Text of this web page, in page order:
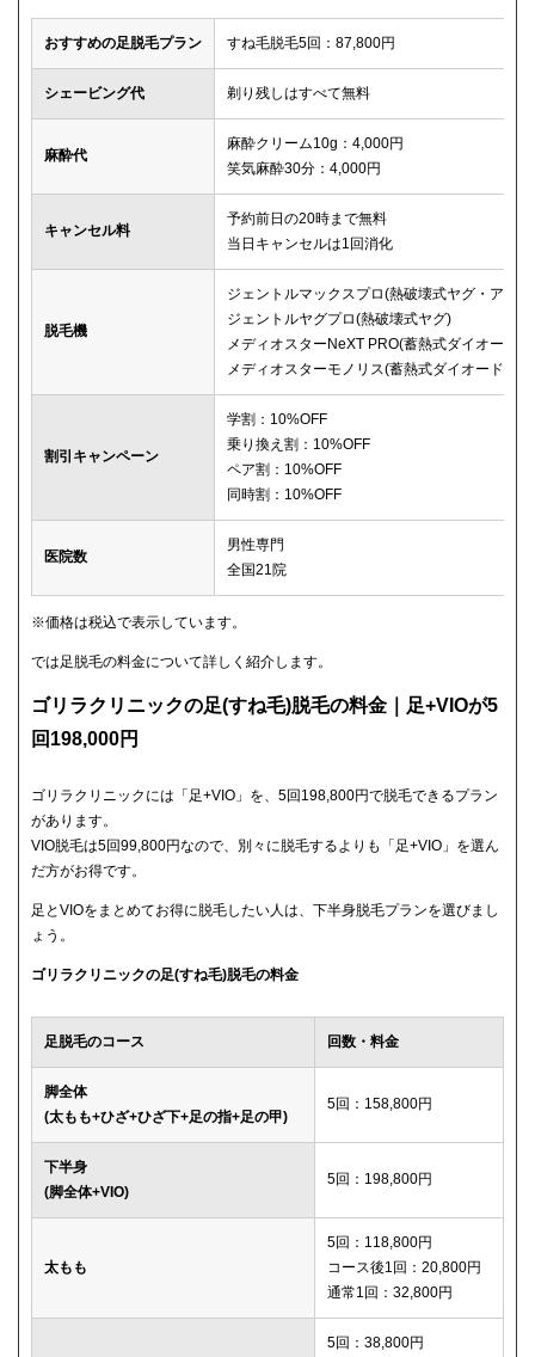
おすすめの足脱毛プラン すね毛脱毛5回：87,800円
シェービング代 剃り残しはすべて無料
麻酔代
麻酔クリーム10g：4,000円
笑気麻酔30分：4,000円
キャンセル料
予約前日の20時まで無料
当日キャンセルは1回消化
脱毛機
ジェントルマックスプロ(熱破壊式ヤグ・アレキ
ジェントルヤグプロ(熱破壊式ヤグ)
メディオスターNeXT PRO(蓄熱式ダイオード)
メディオスターモノリス(蓄熱式ダイオード)
割引キャンペーン
学割：10%OFF
乗り換え割：10%OFF
ペア割：10%OFF
同時割：10%OFF
医院数
男性専門
全国21院
※価格は税込で表示しています。
では足脱毛の料金について詳しく紹介します。
ゴリラクリニックの足(すね毛)脱毛の料金｜足+VIOが5
回198,000円
ゴリラクリニックには「足+VIO」を、5回198,800円で脱毛できるプラン
があります。
VIO脱毛は5回99,800円なので、別々に脱毛するよりも「足+VIO」を選ん
だ方がお得です。
足とVIOをまとめてお得に脱毛したい人は、下半身脱毛プランを選びまし
ょう。
ゴリラクリニックの足(すね毛)脱毛の料金
足脱毛のコース 回数・料金
脚全体
(太もも+ひざ+ひざ下+足の指+足の甲)
5回：158,800円
下半身
(脚全体+VIO)
5回：198,800円
太もも
5回：118,800円
コース後1回：20,800円
通常1回：32,800円
5回：38,800円